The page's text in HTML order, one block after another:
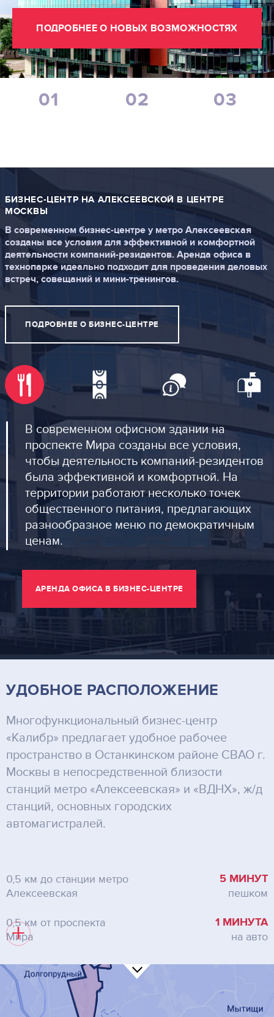
Москва, СВАО, ул. Годовикова, 9
Станция метро Алексеевская
+7 (495) 730-09-59
ПОДРОБНЕЕ О НОВЫХ ВОЗМОЖНОСТЯХ
01 02 03
БИЗНЕС-ЦЕНТР НА АЛЕКСЕЕВСКОЙ В ЦЕНТРЕ
МОСКВЫ
В современном бизнес-центре у метро Алексеевская
созданы все условия для эффективной и комфортной
деятельности компаний-резидентов. Аренда офиса в
технопарке идеально подходит для проведения деловых
встреч, совещаний и мини-тренингов.
АРЕНДА ОФИСА В БИЗНЕС-ЦЕНТРЕ
ПОДРОБНЕЕ О БИЗНЕС-ЦЕНТРЕ
В современном офисном здании на
проспекте Мира созданы все условия,
чтобы деятельность компаний-резидентов
была эффективной и комфортной. На
территории работают несколько точек
общественного питания, предлагающих
разнообразное меню по демократичным
ценам.
УДОБНОЕ РАСПОЛОЖЕНИЕ
Многофункциональный бизнес-центр
«Калибр» предлагает удобное рабочее
пространство в Останкинском районе СВАО г.
Москвы в непосредственной близости
станций метро «Алексеевская» и «ВДНХ», ж/д
станций, основных городских
автомагистралей.
0,5 км до станции метро
Алексеевская
5 МИНУТ
пешком
0,5 км от проспекта
Мира
1 МИНУТА
на авто
+